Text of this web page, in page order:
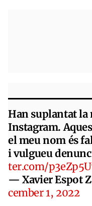
Han suplantat la
Instagram.
el meu nom és
i vulgueu
ter.com/
— Xavier Espot
cember 1, 2022